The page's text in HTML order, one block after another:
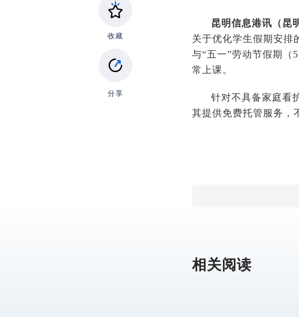
收藏
分享
昆明信息港讯（昆
关于优化学生假期安排
与“五一”劳动节假期
常上课。
针对不具备家庭看
其提供免费托管服务，
相关阅读